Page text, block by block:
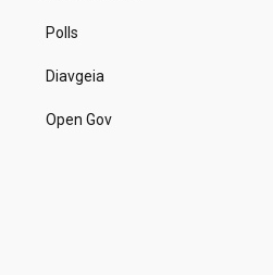
Polls
Diavgeia
Open Gov